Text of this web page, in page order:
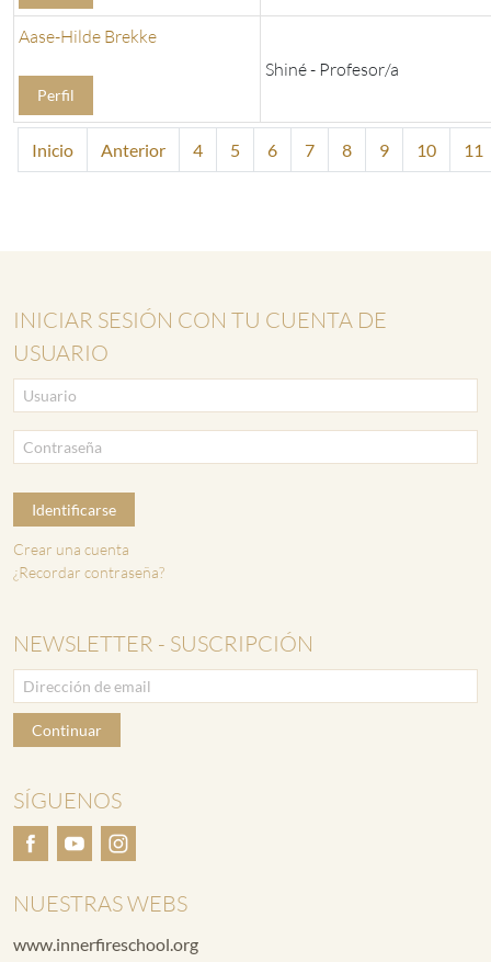
Inicio Anterior 4 5 6 7 8 9 10 11
Aase-Hilde Brekke
Perfil
Shiné - Profesor/a
INICIAR SESIÓN CON TU CUENTA DE
USUARIO
Identificarse
Crear una cuenta
¿Recordar contraseña?
NEWSLETTER - SUSCRIPCIÓN
Continuar
SÍGUENOS
NUESTRAS WEBS
www.innerfireschool.org